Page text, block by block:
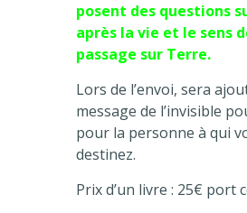
posent des questions
après la vie et le sens
passage sur Terre.
Lors de l’envoi, sera
message de l’invisible
pour la personne à qui
destinez.
Prix d’un livre : 25€ port